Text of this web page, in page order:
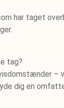
har taget
tag?
–
dig en